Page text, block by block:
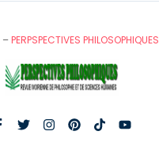
–PERPSPECTIVES PHILOSOPHIQUES